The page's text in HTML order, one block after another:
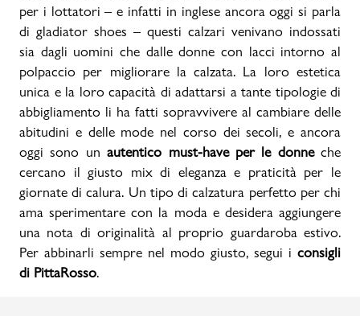
Gift card
per i lottatori – e infatti in inglese ancora oggi si parla
di gladiator shoes – questi calzari venivano indossati
sia dagli uomini che dalle donne con lacci intorno al
polpaccio per migliorare la calzata. La loro estetica
unica e la loro capacità di adattarsi a tante tipologie di
abbigliamento li ha fatti sopravvivere al cambiare delle
abitudini e delle mode nel corso dei secoli, e ancora
oggi sono unautentico must-have per le donneche
cercano il giusto mix di eleganza e praticità per le
giornate di calura. Un tipo di calzatura perfetto per chi
ama sperimentare con la moda e desidera aggiungere
una nota di originalità al proprio guardaroba estivo.
Per abbinarli sempre nel modo giusto, segui i consigli
di PittaRosso.